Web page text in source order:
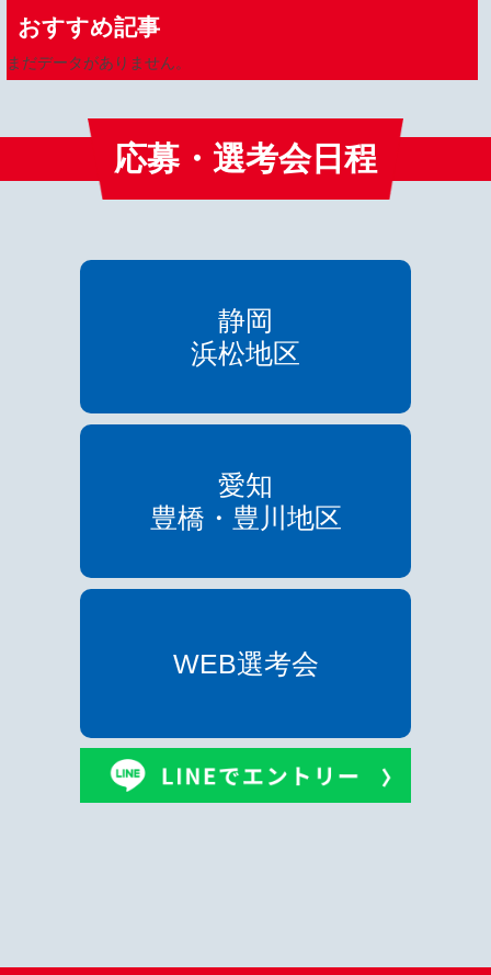
おすすめ記事
まだデータがありません。
応募・選考会日程
静岡
浜松地区
愛知
豊橋・豊川地区
WEB選考会